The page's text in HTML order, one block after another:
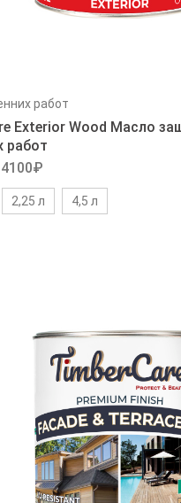
работ
Exterior Wood Масло
работ
₽
2,25 л 4,5 л